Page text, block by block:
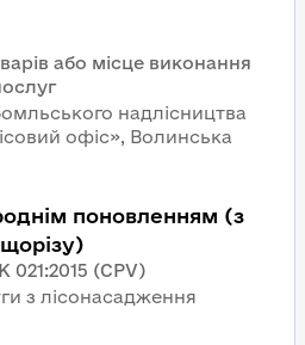
або місце виконання
надлісництва
офіс», Волинська
поновленням (з
021:2015 (CPV)
з лісонасадження